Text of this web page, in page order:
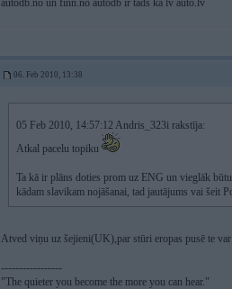
autodb.no un finn.no autodb ir tāds kā lv auto.lv
06. Feb 2010, 13:38
05 Feb 2010, 14:57:12 Andris_323i rakstīja:
Atkal pacelu topiku
Ta kā ir plāns doties prom uz ENG un vieglāk
kādam slavikam nojāšanai, tad jautājums vai šeit
Atved viņu uz šejieni(UK),par stūri eropas pusē te
-----------------
"The quieter you become the more you can hear."